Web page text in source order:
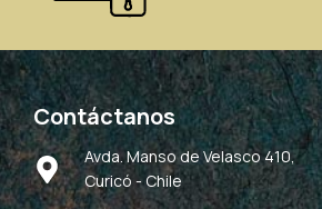
Contáctanos
Avda. Manso de Velasco 410,
Curicó - Chile